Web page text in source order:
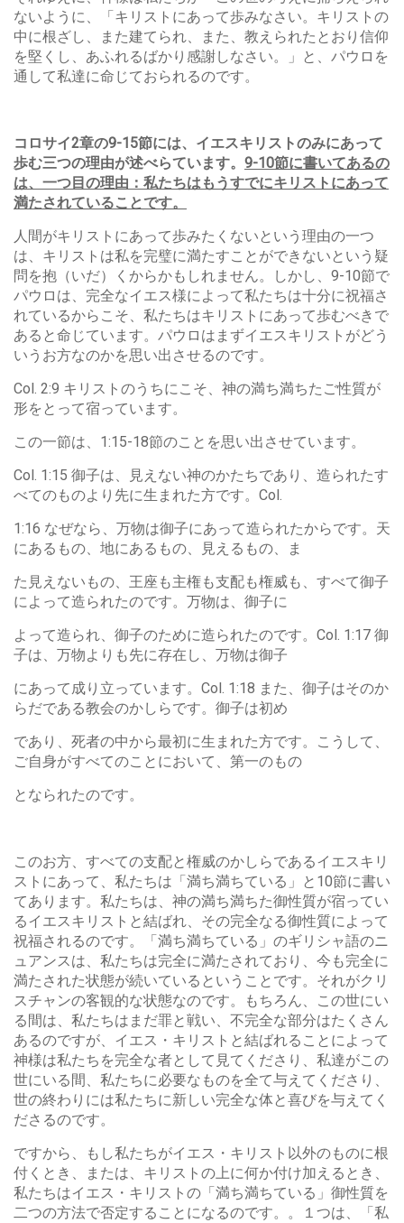
ないように、「キリストにあって歩みなさい。キリストの
中に根ざし、また建てられ、また、教えられたとおり信仰
を堅くし、あふれるばかり感謝しなさい。」と、パウロを
通して私達に命じておられるのです。
コロサイ2章の9-15節には、イエスキリストのみにあって
歩む三つの理由が述べらています。 9-10節に書いてあるの
は、一つ目の理由：私たちはもうすでにキリストにあって
満たされていることです。
人間がキリストにあって歩みたくないという理由の一つ
は、キリストは私を完璧に満たすことができないという疑
問を抱（いだ）くからかもしれません。しかし、9-10節で
パウロは、完全なイエス様によって私たちは十分に祝福さ
れているからこそ、私たちはキリストにあって歩むべきで
あると命じています。パウロはまずイエスキリストがどう
いうお方なのかを思い出させるのです。
Col. 2:9 キリストのうちにこそ、神の満ち満ちたご性質が
形をとって宿っています。
この一節は、1:15-18節のことを思い出させています。
Col. 1:15 御子は、見えない神のかたちであり、造られたす
べてのものより先に生まれた方です。Col.
1:16 なぜなら、万物は御子にあって造られたからです。天
にあるもの、地にあるもの、見えるもの、ま
た見えないもの、王座も主権も支配も権威も、すべて御子
によって造られたのです。万物は、御子に
よって造られ、御子のために造られたのです。Col. 1:17 御
子は、万物よりも先に存在し、万物は御子
にあって成り立っています。Col. 1:18 また、御子はそのか
らだである教会のかしらです。御子は初め
であり、死者の中から最初に生まれた方です。こうして、
ご自身がすべてのことにおいて、第一のもの
となられたのです。
このお方、すべての支配と権威のかしらであるイエスキリ
ストにあって、私たちは「満ち満ちている」と10節に書い
てあります。私たちは、神の満ち満ちた御性質が宿ってい
るイエスキリストと結ばれ、その完全なる御性質によって
祝福されるのです。「満ち満ちている」のギリシャ語のニ
ュアンスは、私たちは完全に満たされており、今も完全に
満たされた状態が続いているということです。それがクリ
スチャンの客観的な状態なのです。もちろん、この世にい
る間は、私たちはまだ罪と戦い、不完全な部分はたくさん
あるのですが、イエス・キリストと結ばれることによって
神様は私たちを完全な者として見てくださり、私達がこの
世にいる間、私たちに必要なものを全て与えてくださり、
世の終わりには私たちに新しい完全な体と喜びを与えてく
ださるのです。
ですから、もし私たちがイエス・キリスト以外のものに根
付くとき、または、キリストの上に何か付け加えるとき、
私たちはイエス・キリストの「満ち満ちている」御性質を
二つの方法で否定することになるのです。。１つは、「私